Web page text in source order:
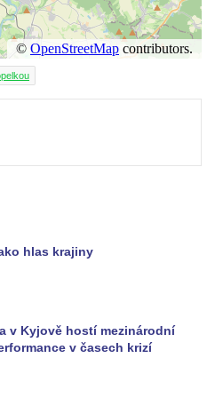
náměstí v
v
Masaryka
v
obcí Kamenný
na Náměstí v
hlas krajiny
v Kyjově hostí mezinárodní
v časech krizí